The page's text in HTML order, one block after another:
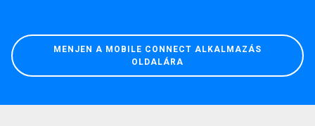
MENJEN A MOBILE CONNECT ALKALMAZÁS
OLDALÁRA